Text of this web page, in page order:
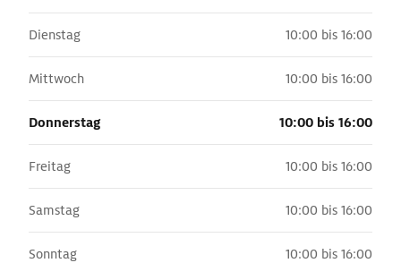
Dienstag 10:00 bis 16:00
Mittwoch 10:00 bis 16:00
Donnerstag 10:00 bis 16:00
Freitag 10:00 bis 16:00
Samstag 10:00 bis 16:00
Sonntag 10:00 bis 16:00